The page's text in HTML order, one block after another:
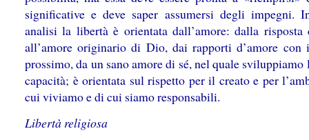
significative e deve saper assumersi degli impegni.
analisi la libertà è orientata dall’amore: dalla risposta
all’amore originario di Dio, dai rapporti d’amore con
prossimo, da un sano amore di sé, nel quale sviluppiamo
capacità; è orientata sul rispetto per il creato e per
cui viviamo e di cui siamo responsabili.
Libertà religiosa